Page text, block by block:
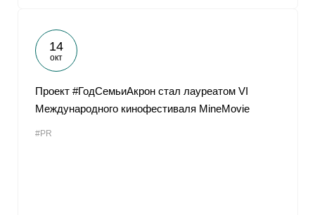
14
окт
Проект #ГодСемьиАкрон стал лауреатом VI
Международного кинофестиваля MineMovie
#PR